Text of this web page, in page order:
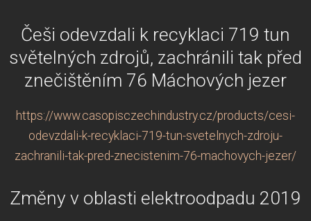
Češi odevzdali k recyklaci 719 tun
světelných zdrojů, zachránili tak před
znečištěním 76 Máchových jezer
https://www.casopisczechindustry.cz/products/cesi-
odevzdali-k-recyklaci-719-tun-svetelnych-zdroju-
zachranili-tak-pred-znecistenim-76-machovych-jezer/
Změny v oblasti elektroodpadu 2019